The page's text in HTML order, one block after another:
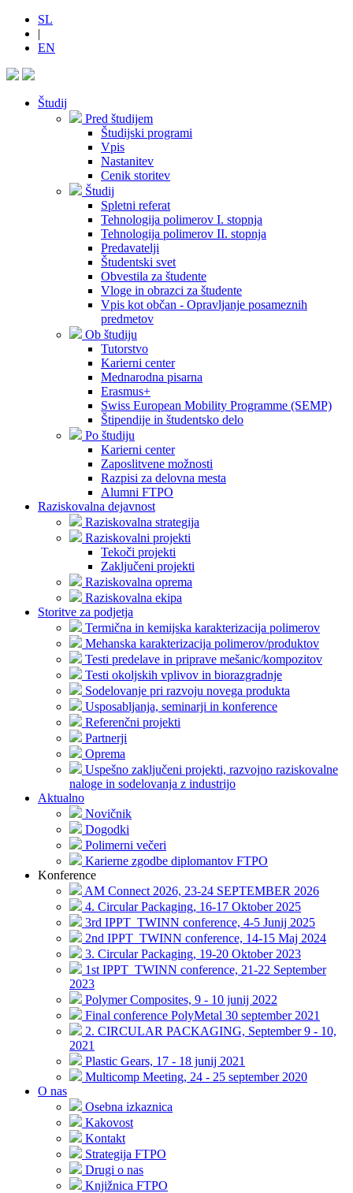
SL
|
EN
Študij
Pred študijem
Študijski programi
Vpis
Nastanitev
Cenik storitev
Študij
Spletni referat
Tehnologija polimerov I. stopnja
Tehnologija polimerov II. stopnja
Predavatelji
Študentski svet
Obvestila za študente
Vloge in obrazci za študente
Vpis kot občan - Opravljanje posameznih
predmetov
Ob študiju
Tutorstvo
Karierni center
Mednarodna pisarna
Erasmus+
Swiss European Mobility Programme (SEMP)
Štipendije in študentsko delo
Po študiju
Karierni center
Zaposlitvene možnosti
Razpisi za delovna mesta
Alumni FTPO
Raziskovalna dejavnost
Raziskovalna strategija
Raziskovalni projekti
Tekoči projekti
Zaključeni projekti
Raziskovalna oprema
Raziskovalna ekipa
Storitve za podjetja
Termična in kemijska karakterizacija polimerov
Mehanska karakterizacija polimerov/produktov
Testi predelave in priprave mešanic/kompozitov
Testi okoljskih vplivov in biorazgradnje
Sodelovanje pri razvoju novega produkta
Usposabljanja, seminarji in konference
Referenčni projekti
Partnerji
Oprema
Uspešno zaključeni projekti, razvojno raziskovalne
naloge in sodelovanja z industrijo
Aktualno
Novičnik
Dogodki
Polimerni večeri
Karierne zgodbe diplomantov FTPO
Konference
AM Connect 2026, 23-24 SEPTEMBER 2026
4. Circular Packaging, 16-17 Oktober 2025
3rd IPPT_TWINN conference, 4-5 Junij 2025
2nd IPPT_TWINN conference, 14-15 Maj 2024
3. Circular Packaging, 19-20 Oktober 2023
1st IPPT_TWINN conference, 21-22 September
2023
Polymer Composites, 9 - 10 junij 2022
Final conference PolyMetal 30 september 2021
2. CIRCULAR PACKAGING, September 9 - 10,
2021
Plastic Gears, 17 - 18 junij 2021
Multicomp Meeting, 24 - 25 september 2020
O nas
Osebna izkaznica
Kakovost
Kontakt
Strategija FTPO
Drugi o nas
Knjižnica FTPO